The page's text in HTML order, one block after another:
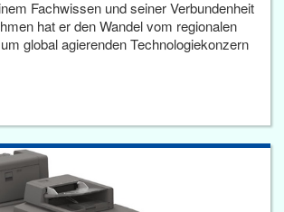
Fachwissen und seiner Verbundenheit
hat er den Wandel vom regionalen
global agierenden Technologiekonzern